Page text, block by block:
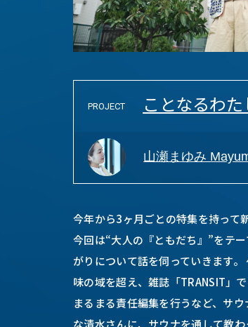
PROJECT ことなるわ
山瀬まゆみ
今年から3ヶ月ごとの特集を持って
今回は“大人の『ともだち』”をテ
がりについて話を伺っていきます
味の域を超え、雑誌「TRANSIT」
まるまる責任編集を行うなど、サ